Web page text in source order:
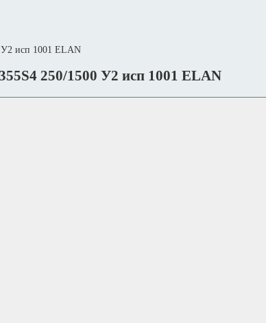
У2 исп 1001 ELAN
250/1500 У2 исп 1001 ELAN